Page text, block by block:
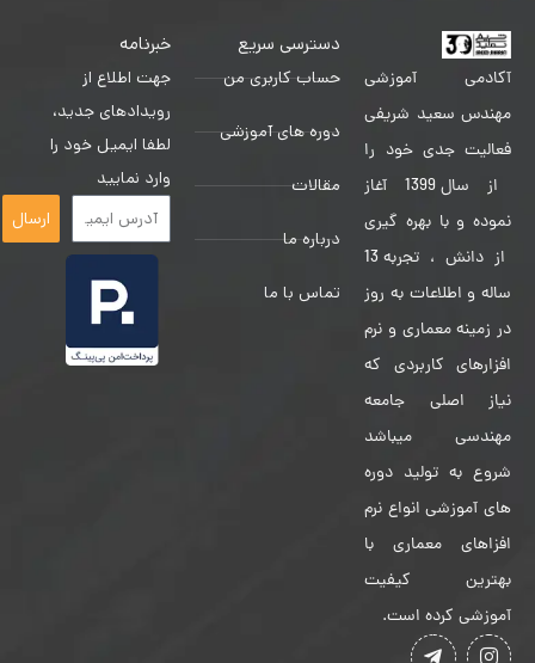
آکادمی آموزشی
مهندس سعید شریفی
فعالیت جدی خود را
از سال 1399 آغاز
نموده و با بهره گیری
از دانش ، تجربه 13
ساله و اطلاعات به روز
در زمینه معماری و نرم
افزارهای کاربردی که
نیاز اصلی جامعه
مهندسی میباشد
شروع به تولید دوره
های آموزشی انواع نرم
افزاهای معماری با
بهترین کیفیت
آموزشی کرده است.
دسترسی سریع
حساب کاربری من
دوره های آموزشی
مقالات
درباره ما
تماس با ما
خبرنامه
جهت اطلاع از
رویدادهای جدید،
لطفا ایمیل خود را
وارد نمایید
ارسال